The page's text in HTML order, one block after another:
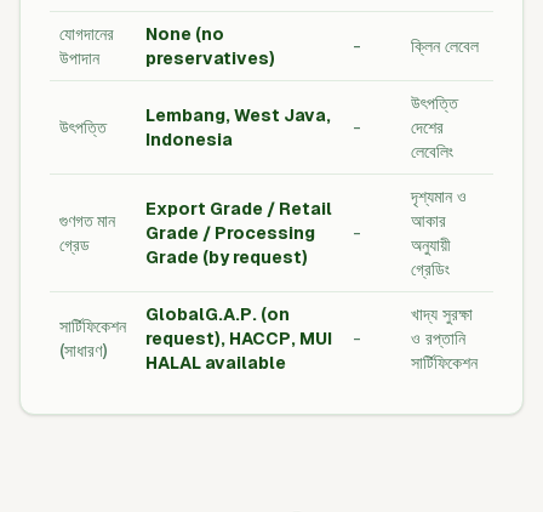
যোগদানের
উপাদান
None (no
preservatives)
- ক্লিন লেবেল
উৎপত্তি
Lembang, West Java,
Indonesia
-
উৎপত্তি
দেশের
লেবেলিং
গুণগত মান
গ্রেড
Export Grade / Retail
Grade / Processing
Grade (by request)
-
দৃশ্যমান ও
আকার
অনুযায়ী
গ্রেডিং
সার্টিফিকেশন
(সাধারণ)
GlobalG.A.P. (on
request), HACCP, MUI
HALAL available
-
খাদ্য সুরক্ষা
ও রপ্তানি
সার্টিফিকেশন